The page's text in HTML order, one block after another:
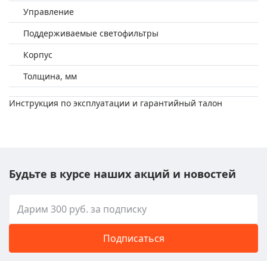
Управление
Поддерживаемые светофильтры
Корпус
Толщина, мм
Инструкция по эксплуатации и гарантийный талон
Будьте в курсе наших акций и новостей
Подписаться